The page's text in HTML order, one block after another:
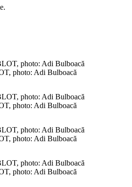
photo: Adi Bulboacă
photo: Adi Bulboacă
photo: Adi Bulboacă
photo: Adi Bulboacă